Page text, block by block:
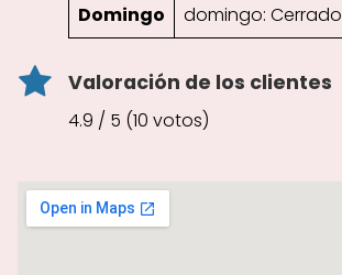
Domingo
domingo: Cerrado
Valoración de los clientes
4.9 / 5 (10 votos)